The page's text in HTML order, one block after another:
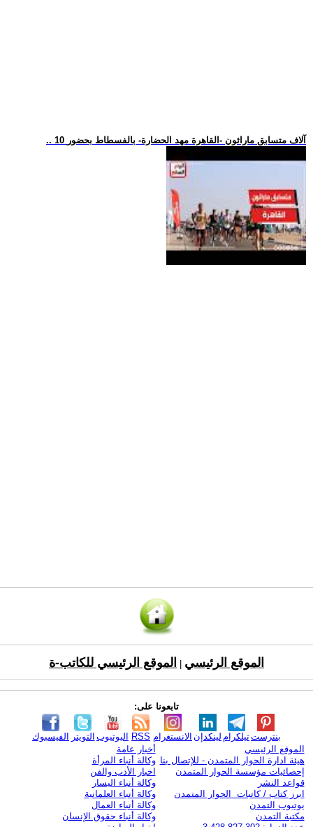
.. 10 آلاف متسابق ماراثون -القاهرة مهد الحضارة- بالفسطاط بحضور
الموقع الرئيسي الموقع الرئيسي للكاتب-ة
تابعونا على:
الفيسبوك التويتر اليوتيوب RSS الانستغرام لينكدإن تيلكرامبنترست
الموقع الرئيسي
هيئة ادارة الحوار المتمدن - للإتصال بنا
إحصائيات مؤسسة الحوار المتمدن
قواعد النشر
ابرز كتاب / كاتبات الحوار المتمدن
يوتيوب التمدن
مكتبة التمدن
أخبار عامة
وكالة أنباء المرأة
اخبار الأدب والفن
وكالة أنباء اليسار
وكالة أنباء العلمانية
وكالة أنباء العمال
وكالة أنباء حقوق الإنسان